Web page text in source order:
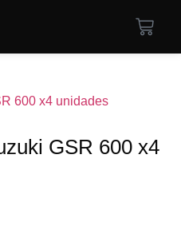
GSR 600 x4